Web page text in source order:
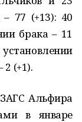
77 (+13): 40
брака – 11
2 (+1).
Альфира
в январе